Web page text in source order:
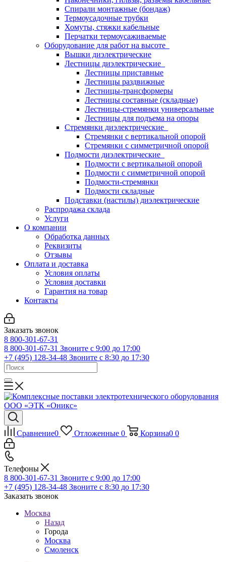
Спирали монтажные (бондаж)
Термоусадочные трубки
Хомуты, стяжки кабельные
Перчатки термоусаживаемые
Оборудование для работ на высоте
Вышки диэлектрические
Лестницы диэлектрические
Лестницы приставные
Лестницы раздвижные
Лестницы-трансформеры
Лестницы составные (складные)
Лестницы-стремянки универсальные
Лестницы для подъема на опоры
Стремянки диэлектрические
Стремянки с вертикальной опорой
Стремянки с симметричной опорой
Подмости диэлектрические
Подмости с вертикальной опорой
Подмости с симметричной опорой
Подмости-стремянки
Подмости складные
Подставки (настилы) диэлектрические
Распродажа склада
Услуги
О компании
Обработка данных
Реквизиты
Отзывы
Оплата и доставка
Условия оплаты
Условия доставки
Гарантия на товар
Контакты
Заказать звонок
8 800-301-67-31
8 800-301-67-31 Звоните с 9:00 до 17:00
+7 (495) 128-34-48 Звоните с 8:30 до 17:30
Сравнение0 Отложенные 0 Корзина0 0
Телефоны
8 800-301-67-31 Звоните с 9:00 до 17:00
+7 (495) 128-34-48 Звоните с 8:30 до 17:30
Заказать звонок
Москва
Назад
Города
Москва
Смоленск